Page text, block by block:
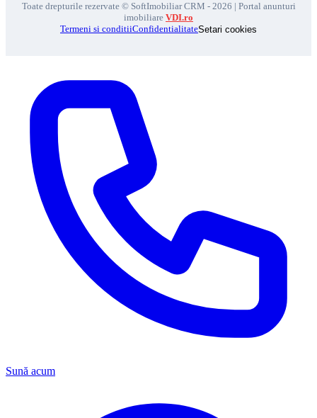
Toate drepturile rezervate © SoftImobiliar CRM - 2026 | Portal anunturi
imobiliare VDI.ro
Termeni si conditiiConfidentialitateSetari cookies
Sună acum